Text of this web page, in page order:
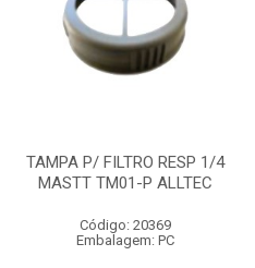
TAMPA P/ FILTRO RESP 1/4
MASTT TM01-P ALLTEC
Código: 20369
Embalagem: PC